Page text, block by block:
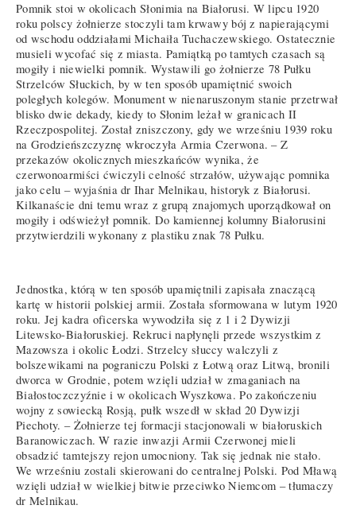
Pomnik stoi w okolicach Słonimia na Białorusi. W lipcu 1920
roku polscy żołnierze stoczyli tam krwawy bój z napierającymi
od wschodu oddziałami Michaiła Tuchaczewskiego. Ostatecznie
musieli wycofać się z miasta. Pamiątką po tamtych czasach są
mogiły i niewielki pomnik. Wystawili go żołnierze 78 Pułku
Strzelców Słuckich, by w ten sposób upamiętnić swoich
poległych kolegów. Monument w nienaruszonym stanie przetrwał
blisko dwie dekady, kiedy to Słonim leżał w granicach II
Rzeczpospolitej. Został zniszczony, gdy we wrześniu 1939 roku
na Grodzieńszczyznę wkroczyła Armia Czerwona. – Z
przekazów okolicznych mieszkańców wynika, że
czerwonoarmiści ćwiczyli celność strzałów, używając pomnika
jako celu – wyjaśnia dr Ihar Melnikau, historyk z Białorusi.
Kilkanaście dni temu wraz z grupą znajomych uporządkował on
mogiły i odświeżył pomnik. Do kamiennej kolumny Białorusini
przytwierdzili wykonany z plastiku znak 78 Pułku.
Jednostka, którą w ten sposób upamiętnili zapisała znaczącą
kartę w historii polskiej armii. Została sformowana w lutym 1920
roku. Jej kadra oficerska wywodziła się z 1 i 2 Dywizji
Litewsko-Białoruskiej. Rekruci napłynęli przede wszystkim z
Mazowsza i okolic Łodzi. Strzelcy słuccy walczyli z
bolszewikami na pograniczu Polski z Łotwą oraz Litwą, bronili
dworca w Grodnie, potem wzięli udział w zmaganiach na
Białostoczczyźnie i w okolicach Wyszkowa. Po zakończeniu
wojny z sowiecką Rosją, pułk wszedł w skład 20 Dywizji
Piechoty. – Żołnierze tej formacji stacjonowali w białoruskich
Baranowiczach. W razie inwazji Armii Czerwonej mieli
obsadzić tamtejszy rejon umocniony. Tak się jednak nie stało.
We wrześniu zostali skierowani do centralnej Polski. Pod Mławą
wzięli udział w wielkiej bitwie przeciwko Niemcom – tłumaczy
dr Melnikau.